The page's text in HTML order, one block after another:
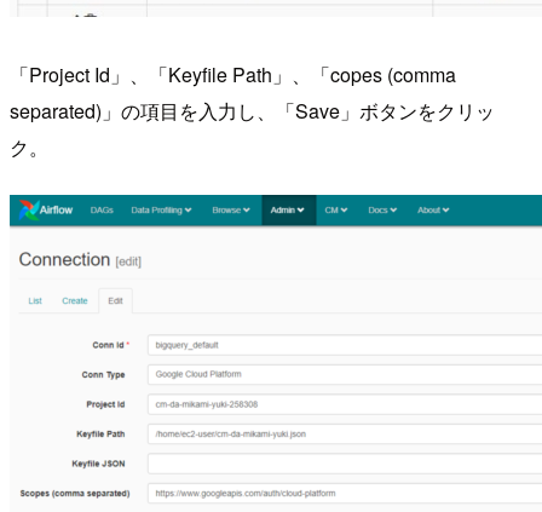
「Project Id」、「Keyfile Path」、「copes (comma
separated)」の項目を入力し、「Save」ボタンをクリッ
ク。